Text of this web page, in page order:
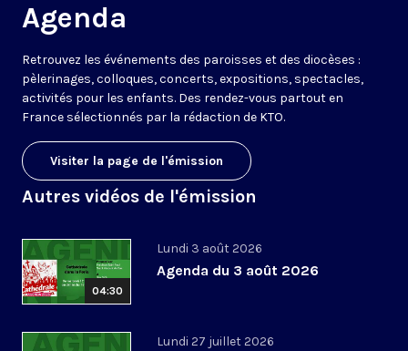
Agenda
Retrouvez les événements des paroisses et des diocèses :
pèlerinages, colloques, concerts, expositions, spectacles,
activités pour les enfants. Des rendez-vous partout en
France sélectionnés par la rédaction de KTO.
Visiter la page de l'émission
Autres vidéos de l'émission
04:30
Lundi 3 août 2026
Agenda du 3 août 2026
Lundi 27 juillet 2026